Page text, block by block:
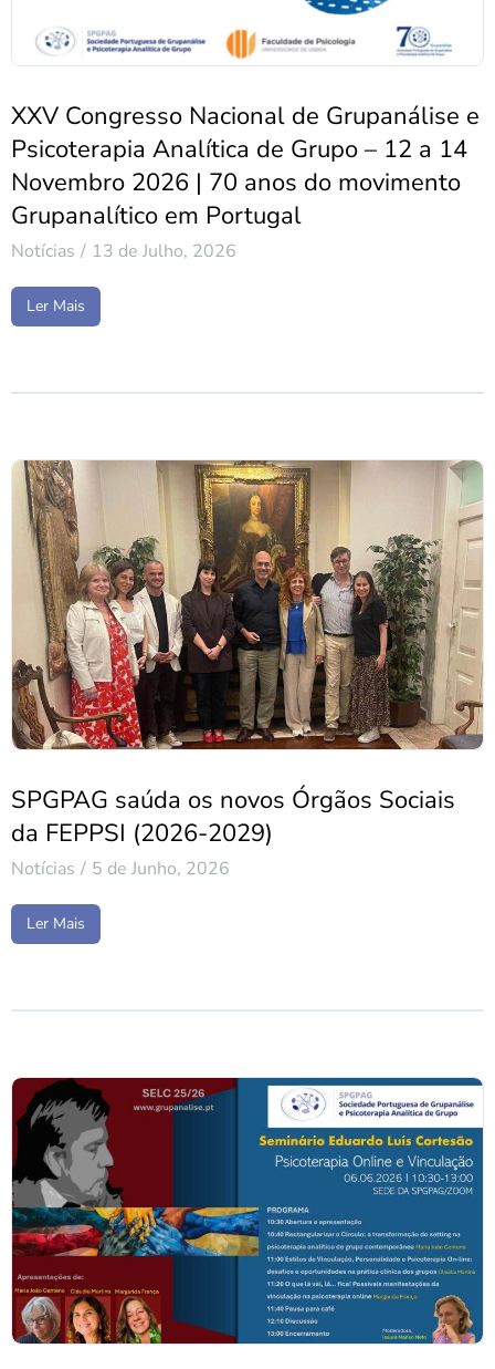
XXV Congresso Nacional de Grupanálise e
Psicoterapia Analítica de Grupo – 12 a 14
Novembro 2026 | 70 anos do movimento
Grupanalítico em Portugal
Notícias 13 de Julho, 2026
Ler Mais
SPGPAG saúda os novos Órgãos Sociais
da FEPPSI (2026-2029)
Notícias 5 de Junho, 2026
Ler Mais